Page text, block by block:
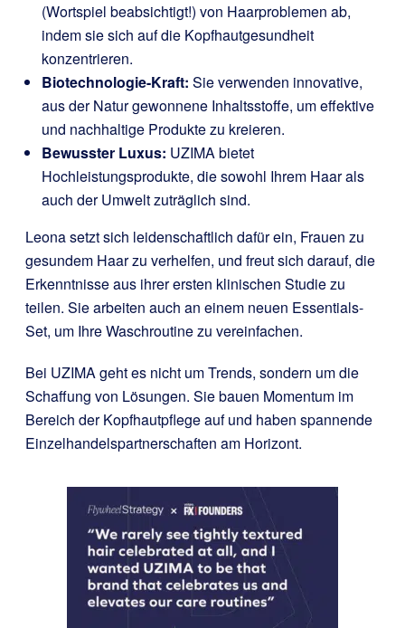
(Wortspiel beabsichtigt!) von Haarproblemen ab,
indem sie sich auf die Kopfhautgesundheit
konzentrieren.
Biotechnologie-Kraft: Sie verwenden innovative,
aus der Natur gewonnene Inhaltsstoffe, um effektive
und nachhaltige Produkte zu kreieren.
Bewusster Luxus: UZIMA bietet
Hochleistungsprodukte, die sowohl Ihrem Haar als
auch der Umwelt zuträglich sind.
Leona setzt sich leidenschaftlich dafür ein, Frauen zu
gesundem Haar zu verhelfen, und freut sich darauf, die
Erkenntnisse aus ihrer ersten klinischen Studie zu
teilen. Sie arbeiten auch an einem neuen Essentials-
Set, um Ihre Waschroutine zu vereinfachen.
Bei UZIMA geht es nicht um Trends, sondern um die
Schaffung von Lösungen. Sie bauen Momentum im
Bereich der Kopfhautpflege auf und haben spannende
Einzelhandelspartnerschaften am Horizont.